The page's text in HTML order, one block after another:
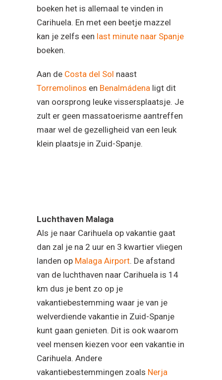
boeken het is allemaal te vinden in
Carihuela. En met een beetje mazzel
kan je zelfs een last minute naar Spanje
boeken.
Aan de Costa del Sol naast
Torremolinos en Benalmádena ligt dit
van oorsprong leuke vissersplaatsje. Je
zult er geen massatoerisme aantreffen
maar wel de gezelligheid van een leuk
klein plaatsje in Zuid-Spanje.
Luchthaven Malaga
Als je naar Carihuela op vakantie gaat
dan zal je na 2 uur en 3 kwartier vliegen
landen op Malaga Airport. De afstand
van de luchthaven naar Carihuela is 14
km dus je bent zo op je
vakantiebestemming waar je van je
welverdiende vakantie in Zuid-Spanje
kunt gaan genieten. Dit is ook waarom
veel mensen kiezen voor een vakantie in
Carihuela. Andere
vakantiebestemmingen zoals Nerja